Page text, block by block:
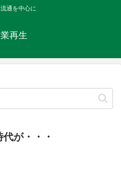
通を中心に
業再生
が・・・